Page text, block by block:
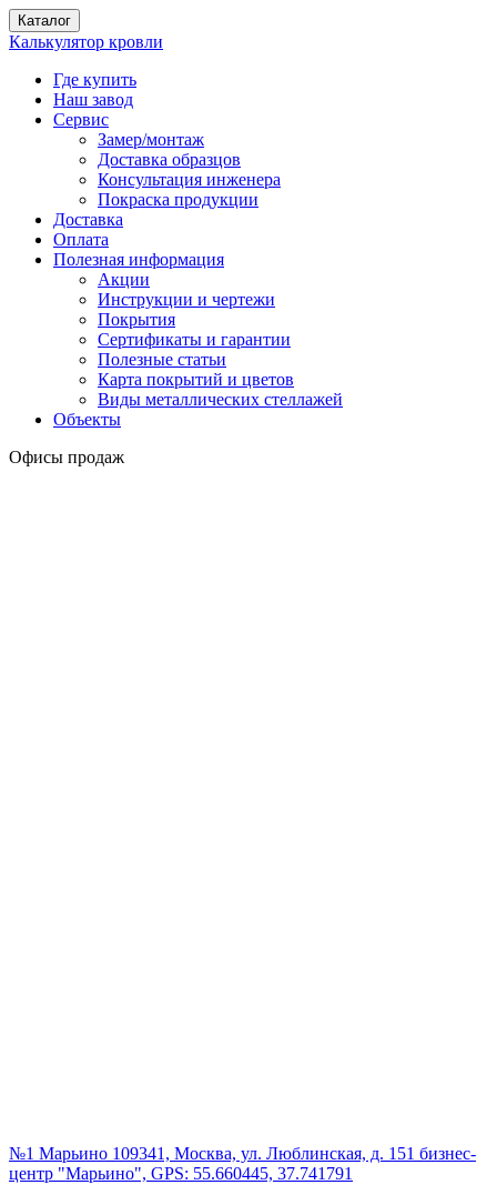
Каталог
Калькулятор кровли
Где купить
Наш завод
Сервис
Замер/монтаж
Доставка образцов
Консультация инженера
Покраска продукции
Доставка
Оплата
Полезная информация
Акции
Инструкции и чертежи
Покрытия
Сертификаты и гарантии
Полезные статьи
Карта покрытий и цветов
Виды металлических стеллажей
Объекты
Офисы продаж
№1 Марьино 109341, Москва, ул. Люблинская, д. 151 бизнес-
центр "Марьино", GPS: 55.660445, 37.741791